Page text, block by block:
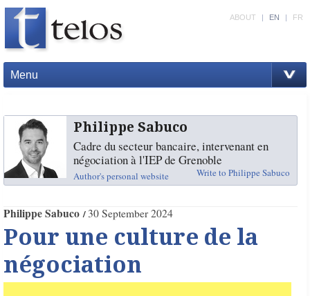
Menu
ABOUT | EN | FR
Philippe Sabuco
Cadre du secteur bancaire, intervenant en
négociation à l'IEP de Grenoble
Author's personal website Write to Philippe Sabuco
Philippe Sabuco 30 September 2024
Pour une culture de la
négociation